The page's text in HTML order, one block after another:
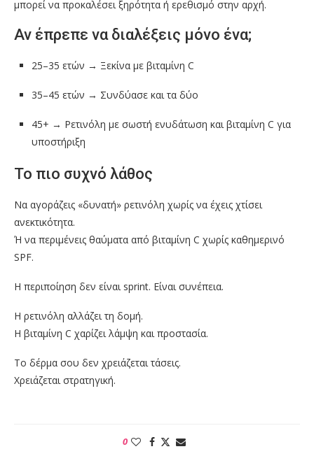
μπορεί να προκαλέσει ξηρότητα ή ερεθισμό στην αρχή.
Αν έπρεπε να διαλέξεις μόνο ένα;
25–35 ετών → Ξεκίνα με βιταμίνη C
35–45 ετών → Συνδύασε και τα δύο
45+ → Ρετινόλη με σωστή ενυδάτωση και βιταμίνη C για
υποστήριξη
Το πιο συχνό λάθος
Να αγοράζεις «δυνατή» ρετινόλη χωρίς να έχεις χτίσει
ανεκτικότητα.
Ή να περιμένεις θαύματα από βιταμίνη C χωρίς καθημερινό
SPF.
Η περιποίηση δεν είναι sprint. Είναι συνέπεια.
Η ρετινόλη αλλάζει τη δομή.
Η βιταμίνη C χαρίζει λάμψη και προστασία.
Το δέρμα σου δεν χρειάζεται τάσεις.
Χρειάζεται στρατηγική.
0